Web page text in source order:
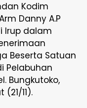
Kodim
Danny A.P
Irup dalam
Beserta Satuan
Pelabuhan
Bungkutoko,
11).